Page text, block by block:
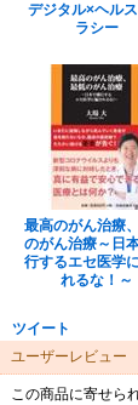
デジタル×ヘル
ラシー
最高のがん治療
のがん治療～日
行するエセ医学
れるな！～
ツイート
ユーザーレビュー
この商品に寄せら